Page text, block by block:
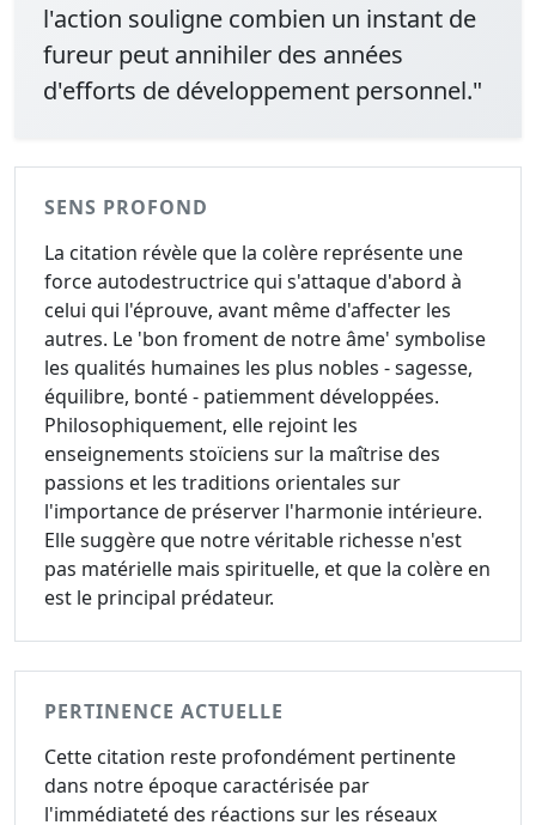
l'action souligne combien un instant de
fureur peut annihiler des années
d'efforts de développement personnel."
SENS PROFOND
La citation révèle que la colère représente une
force autodestructrice qui s'attaque d'abord à
celui qui l'éprouve, avant même d'affecter les
autres. Le 'bon froment de notre âme' symbolise
les qualités humaines les plus nobles - sagesse,
équilibre, bonté - patiemment développées.
Philosophiquement, elle rejoint les
enseignements stoïciens sur la maîtrise des
passions et les traditions orientales sur
l'importance de préserver l'harmonie intérieure.
Elle suggère que notre véritable richesse n'est
pas matérielle mais spirituelle, et que la colère en
est le principal prédateur.
PERTINENCE ACTUELLE
Cette citation reste profondément pertinente
dans notre époque caractérisée par
l'immédiateté des réactions sur les réseaux